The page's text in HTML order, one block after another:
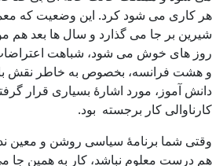
هر کاری می شود کرد. این وضعیت که
شیرین بر جا می گذارد و سال ها بعد هم
روز های خوش می شود، شباهت
و هشت فرانسه، بخصوص به خاطر نقش
دانش آموز، مورد اشارۀ بسیاری قرار
کارناوالی کار برجسته بود.
وقتی شما برنامۀ سیاسی روشن و معین
هم درست معلوم نباشد، کار به همین جا